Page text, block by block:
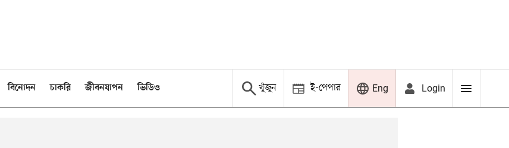
বিনোদন চাকরি জীবনযাপন ভিডিও খুঁজুন ই-পেপার Eng Login